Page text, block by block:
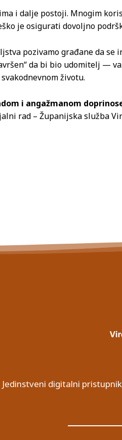
i dalje postoji. Mnogim
je osigurati dovoljno
pozivamo građane da
da bi bio udomitelj —
životu.
i angažmanom
rad – Županijska služba
Jedinstveni digitalni pristupnik